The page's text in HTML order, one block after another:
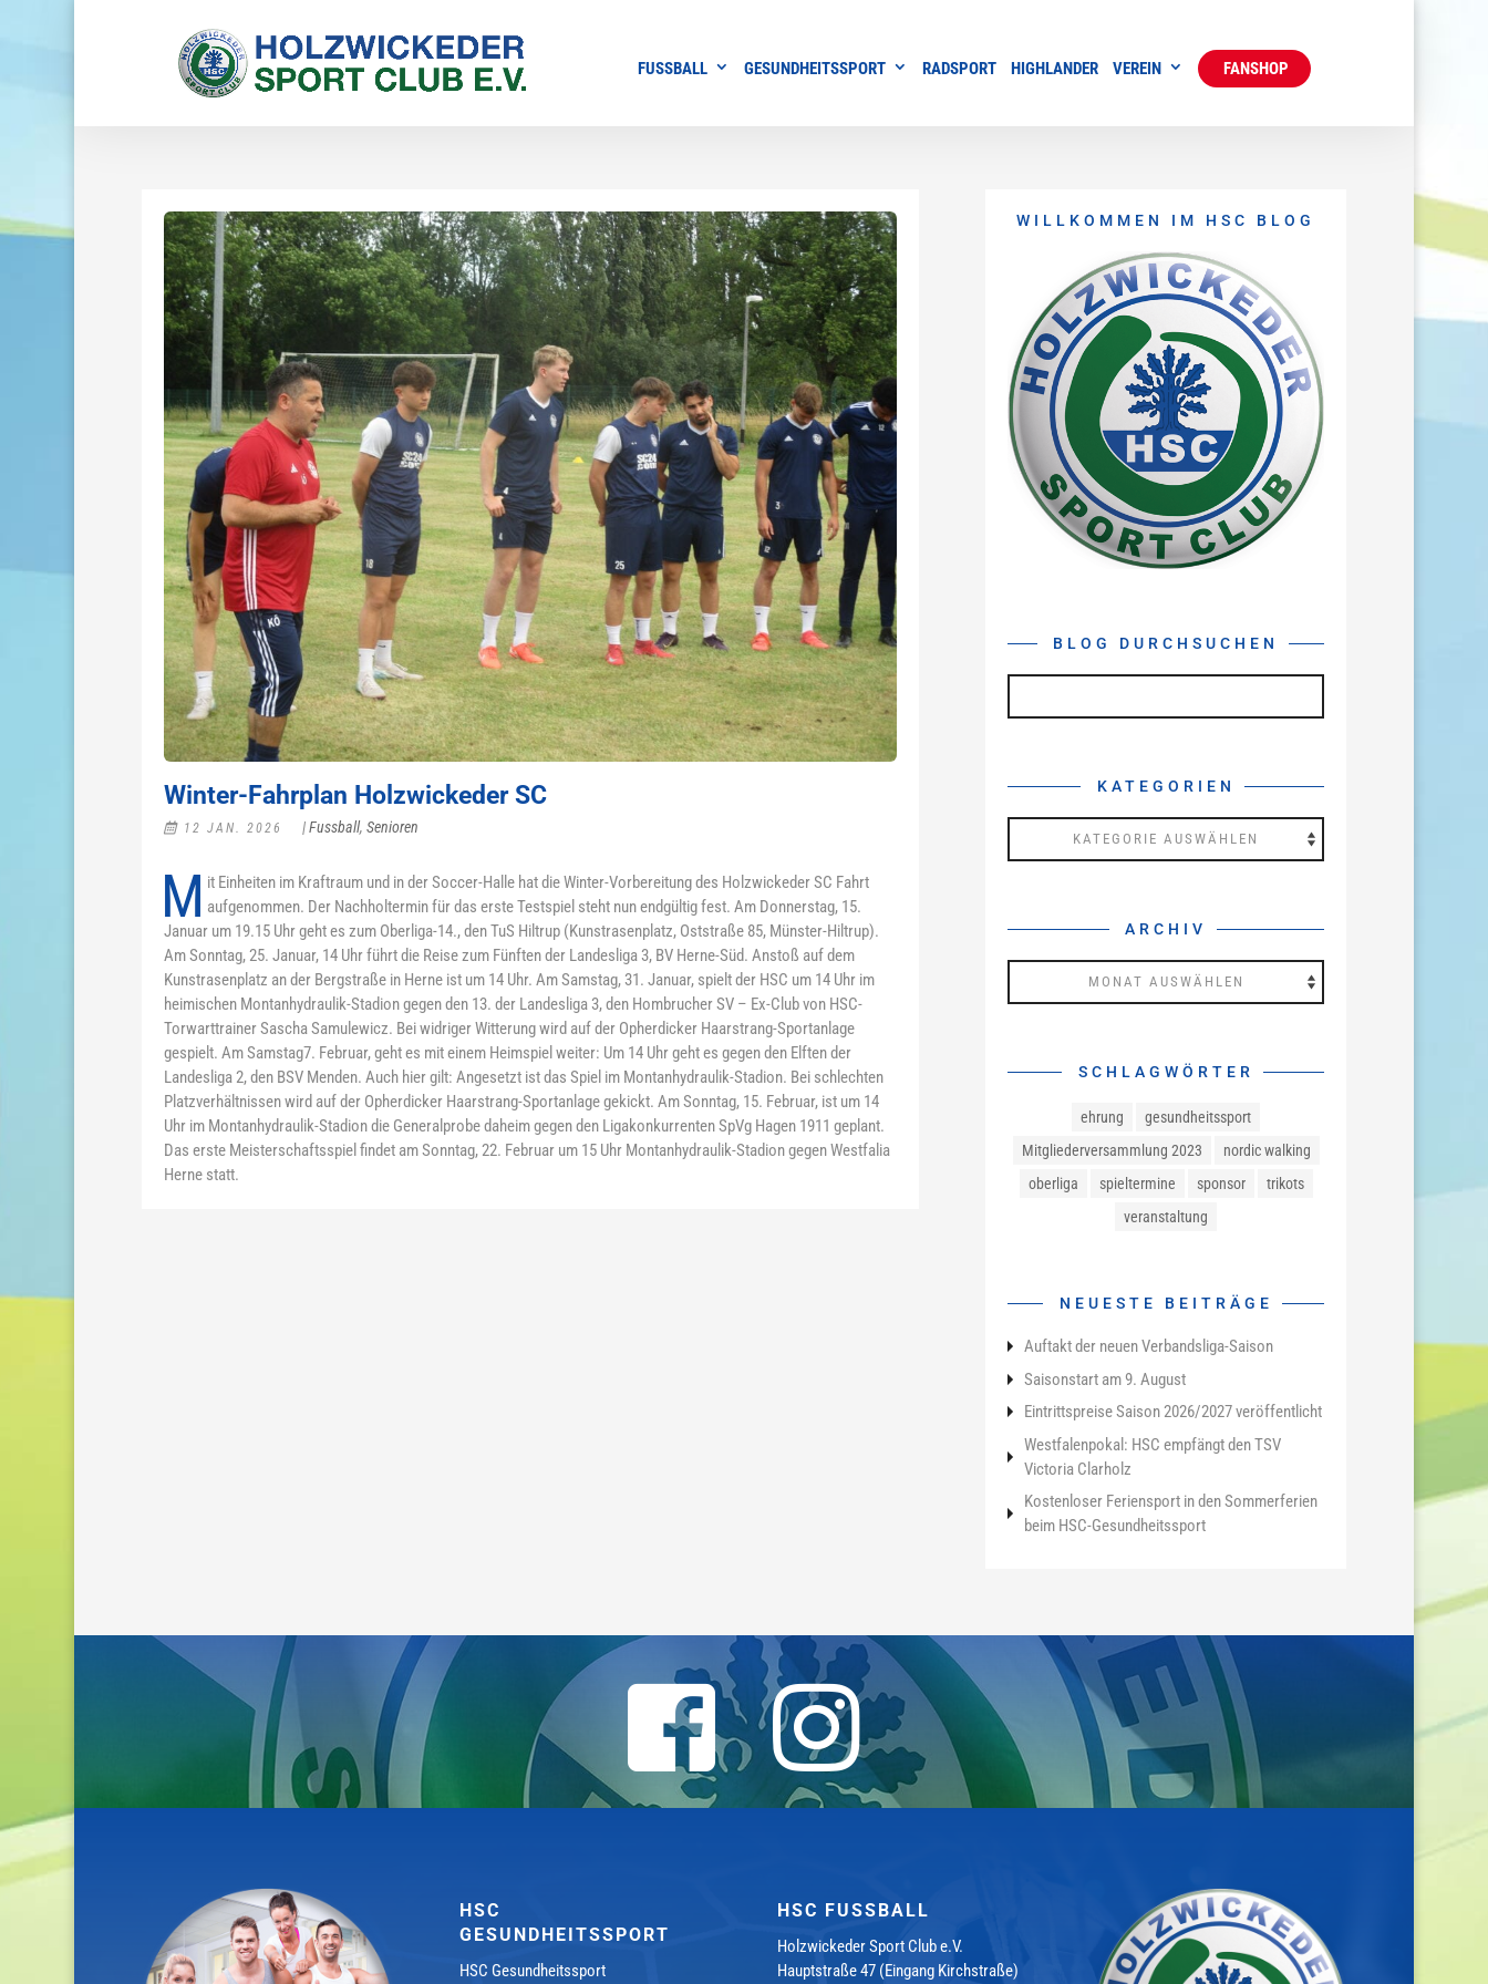
FUSSBALL GESUNDHEITSSPORT RADSPORT HIGHLANDER VEREIN FANSHOP
Winter-Fahrplan Holzwickeder SC
12 JAN. 2026 |Fussball, Senioren
M it Einheiten im Kraftraum und in der Soccer-Halle hat die Winter-Vorbereitung des Holzwickeder SC Fahrt
aufgenommen. Der Nachholtermin für das erste Testspiel steht nun endgültig fest. Am Donnerstag, 15.
Januar um 19.15 Uhr geht es zum Oberliga-14., den TuS Hiltrup (Kunstrasenplatz, Oststraße 85, Münster-Hiltrup).
Am Sonntag, 25. Januar, 14 Uhr führt die Reise zum Fünften der Landesliga 3, BV Herne-Süd. Anstoß auf dem
Kunstrasenplatz an der Bergstraße in Herne ist um 14 Uhr. Am Samstag, 31. Januar, spielt der HSC um 14 Uhr im
heimischen Montanhydraulik-Stadion gegen den 13. der Landesliga 3, den Hombrucher SV – Ex-Club von HSC-
Torwarttrainer Sascha Samulewicz. Bei widriger Witterung wird auf der Opherdicker Haarstrang-Sportanlage
gespielt. Am Samstag7. Februar, geht es mit einem Heimspiel weiter: Um 14 Uhr geht es gegen den Elften der
Landesliga 2, den BSV Menden. Auch hier gilt: Angesetzt ist das Spiel im Montanhydraulik-Stadion. Bei schlechten
Platzverhältnissen wird auf der Opherdicker Haarstrang-Sportanlage gekickt. Am Sonntag, 15. Februar, ist um 14
Uhr im Montanhydraulik-Stadion die Generalprobe daheim gegen den Ligakonkurrenten SpVg Hagen 1911 geplant.
Das erste Meisterschaftsspiel findet am Sonntag, 22. Februar um 15 Uhr Montanhydraulik-Stadion gegen Westfalia
Herne statt.
WILLKOMMEN IM HSC BLOG
BLOG DURCHSUCHEN
KATEGORIEN
ARCHIV
SCHLAGWÖRTER
ehrung
gesundheitssport
Mitgliederversammlung 2023
nordic walking
oberliga
spieltermine sponsor
trikots
veranstaltung
NEUESTE BEITRÄGE
Auftakt der neuen Verbandsliga-Saison
Saisonstart am 9. August
Eintrittspreise Saison 2026/2027 veröffentlicht
Westfalenpokal: HSC empfängt den TSV
Victoria Clarholz
Kostenloser Feriensport in den Sommerferien
beim HSC-Gesundheitssport
HSC
GESUNDHEITSSPORT
HSC Gesundheitssport
HSC FUSSBALL
Holzwickeder Sport Club e.V.
Hauptstraße 47 (Eingang Kirchstraße)